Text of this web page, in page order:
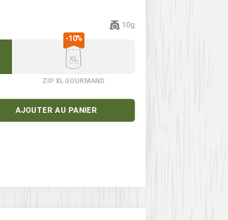
10g
ZIP XL GOURMAND
AJOUTER AU PANIER